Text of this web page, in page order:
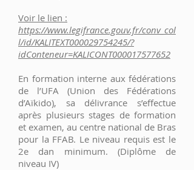
Voir le lien :
https://www.legifrance.gouv.fr/conv_col
l/id/KALITEXT000029754245/?
idConteneur=KALICONT000017577652
En formation interne aux fédérations
de l’UFA (Union des Fédérations
d’Aïkido), sa délivrance s’effectue
après plusieurs stages de formation
et examen, au centre national de Bras
pour la FFAB. Le niveau requis est le
2e dan minimum. (Diplôme de
niveau IV)